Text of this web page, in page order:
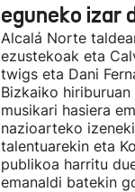
eguneko izar
Alcalá Norte
ezustekoak eta
twigs eta Dani
Bizkaiko
musikari hasiera
nazioarteko
talentuarekin eta
publikoa harritu
emanaldi batekin